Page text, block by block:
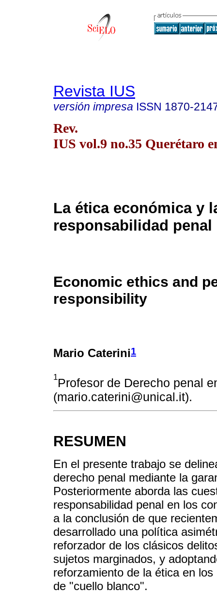
Revista IUS
versión impresa ISSN 1870-
Rev.
IUS vol.9 no.35 Querétaro
La ética económica y
responsabilidad penal
Economic ethics and
responsibility
Mario Caterini1
1Profesor de Derecho penal
(mario.caterini@unical.it).
RESUMEN
En el presente trabajo se
derecho penal mediante la
Posteriormente aborda las
responsabilidad penal en los
a la conclusión de que
desarrollado una política
reforzador de los clásicos
sujetos marginados, y
reforzamiento de la ética en
de "cuello blanco".